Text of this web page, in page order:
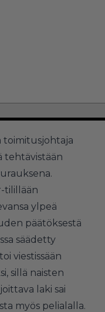
toimitusjohtaja
tehtävistään
tilillään
ylpeä
päätöksestä
säädetty
viestissään
sillä naisten
laki sai
myös pelialalla.